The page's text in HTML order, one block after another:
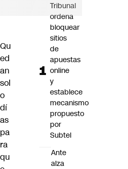
Qu
ed
an
sol
o
dí
as
pa
ra
qu
Tribunal
ordena
bloquear
sitios
de
apuestas
online
y
establece
mecanismo
propuesto
por
Subtel
Ante
alza